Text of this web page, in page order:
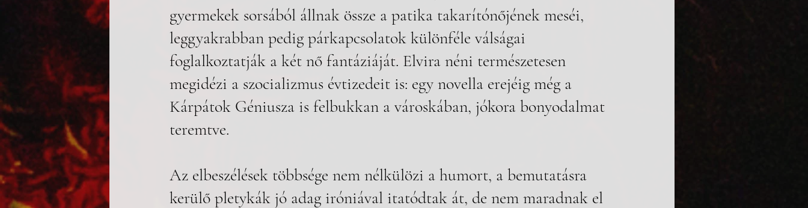
gyermekek sorsából állnak össze a patika takarítónőjének meséi,
leggyakrabban pedig párkapcsolatok különféle válságai
foglalkoztatják a két nő fantáziáját. Elvira néni természetesen
megidézi a szocializmus évtizedeit is: egy novella erejéig még a
Kárpátok Géniusza is felbukkan a városkában, jókora bonyodalmat
teremtve.
Az elbeszélések többsége nem nélkülözi a humort, a bemutatásra
kerülő pletykák jó adag iróniával itatódtak át, de nem maradnak el